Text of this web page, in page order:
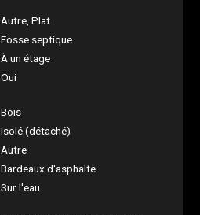
Autre, Plat
Fosse septique
À un étage
Oui
Bois
Isolé (détaché)
Autre
Bardeaux d'asphalte
Sur l'eau